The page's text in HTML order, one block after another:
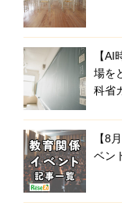
【
場を
科省
【8
ベン